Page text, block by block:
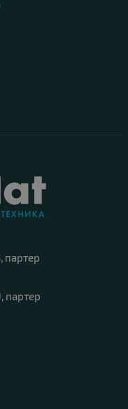
партер
партер